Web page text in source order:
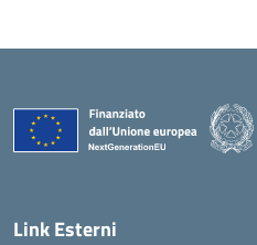
Link Esterni